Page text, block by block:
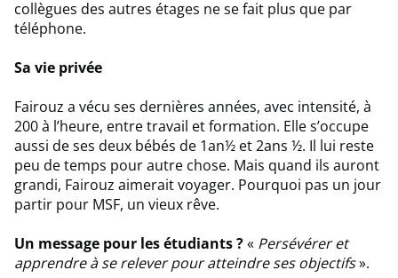
collègues des autres étages ne se fait plus que par
téléphone.
Sa vie privée
Fairouz a vécu ses dernières années, avec intensité, à
200 à l’heure, entre travail et formation. Elle s’occupe
aussi de ses deux bébés de 1an½ et 2ans ½. Il lui reste
peu de temps pour autre chose. Mais quand ils auront
grandi, Fairouz aimerait voyager. Pourquoi pas un jour
partir pour MSF, un vieux rêve.
Un message pour les étudiants ?« Persévérer et
apprendre à se relever pour atteindre ses objectifs».